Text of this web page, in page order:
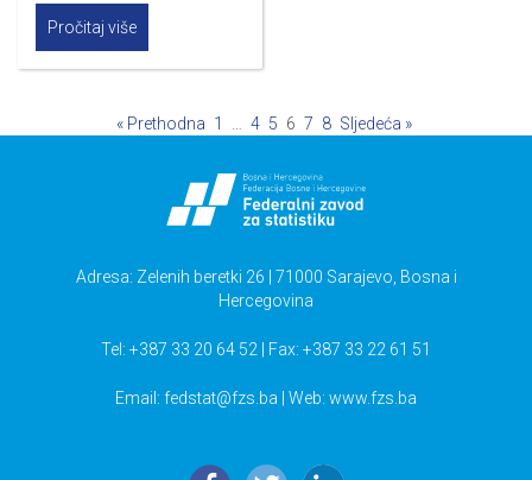
Pročitaj više
« Prethodna 1 4 5 6 7 8 Sljedeća »
Adresa: Zelenih beretki 26 | 71000 Sarajevo, Bosna i
Hercegovina
Tel: +387 33 20 64 52 | Fax: +387 33 22 61 51
Email: fedstat@fzs.ba | Web: www.fzs.ba